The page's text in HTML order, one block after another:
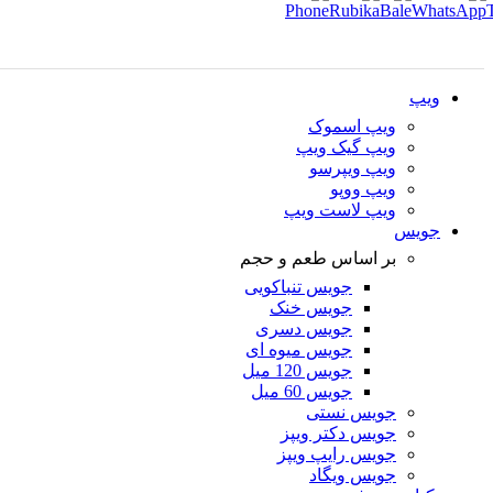
ویپ
ویپ اسموک
ویپ گیک ویپ
ویپ ویپرسو
ویپ ووپو
ویپ لاست ویپ
جویس
بر اساس طعم و حجم
جویس تنباکویی
جویس خنک
جویس دسری
جویس میوه ای
جویس 120 میل
جویس 60 میل
جویس نستی
جویس دکتر ویپز
جویس رایپ ویپز
جویس ویگاد